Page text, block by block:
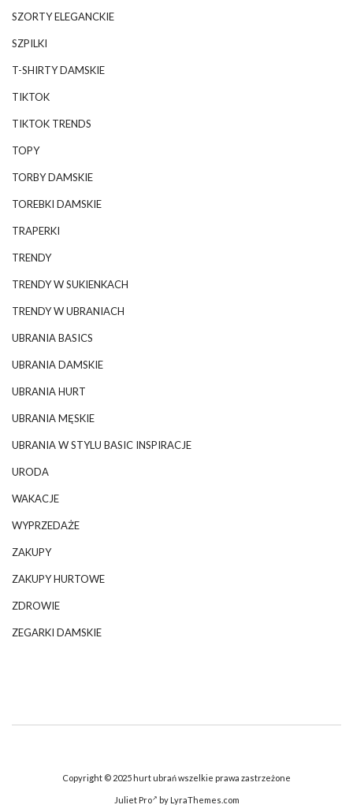
SZORTY ELEGANCKIE
SZPILKI
T-SHIRTY DAMSKIE
TIKTOK
TIKTOK TRENDS
TOPY
TORBY DAMSKIE
TOREBKI DAMSKIE
TRAPERKI
TRENDY
TRENDY W SUKIENKACH
TRENDY W UBRANIACH
UBRANIA BASICS
UBRANIA DAMSKIE
UBRANIA HURT
UBRANIA MĘSKIE
UBRANIA W STYLU BASIC INSPIRACJE
URODA
WAKACJE
WYPRZEDAŻE
ZAKUPY
ZAKUPY HURTOWE
ZDROWIE
ZEGARKI DAMSKIE
Copyright © 2025 hurt ubrań wszelkie prawa zastrzeżone
Juliet Pro by LyraThemes.com